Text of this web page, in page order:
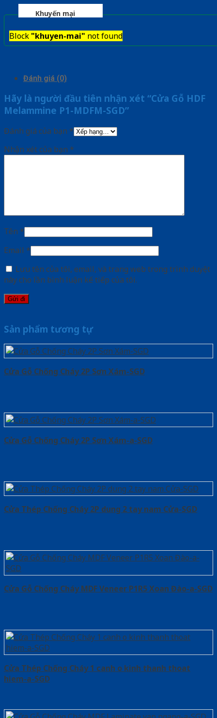
Khuyến mại
Block "khuyen-mai" not found
Đánh giá (0)
Hãy là người đầu tiên nhận xét “Cửa Gỗ HDF
Melammine P1-MDFM-SGD”
Đánh giá của bạn *
Nhận xét của bạn *
Tên *
Email *
Lưu tên của tôi, email, và trang web trong trình duyệt
này cho lần bình luận kế tiếp của tôi.
Sản phẩm tương tự
Cửa Gỗ Chống Cháy 2P Sơn Xám-SGD
Cửa Gỗ Chống Cháy 2P Sơn Xám-a-SGD
Cửa Thép Chống Cháy 2P dung 2 tay nam Cửa-SGD
Cửa Gỗ Chống Cháy MDF Veneer P1R5 Xoan Đào-a-SGD
Cửa Thép Chống Cháy 1 canh o kinh thanh thoat
hiem-a-SGD